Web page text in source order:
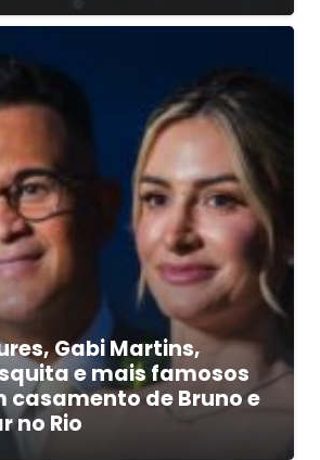
Gabi Martins,
e mais famosos
casamento de Bruno e
no Rio